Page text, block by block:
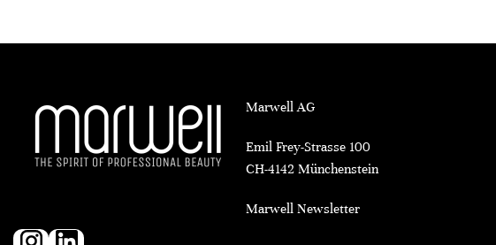
Marwell AG
Emil Frey-Strasse 100
CH-4142 Münchenstein
Marwell Newsletter